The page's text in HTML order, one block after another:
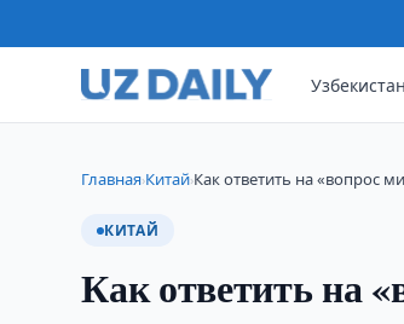
Узбекистан
Главная›Китай›Как ответить на «вопрос
КИТАЙ
Как ответить на